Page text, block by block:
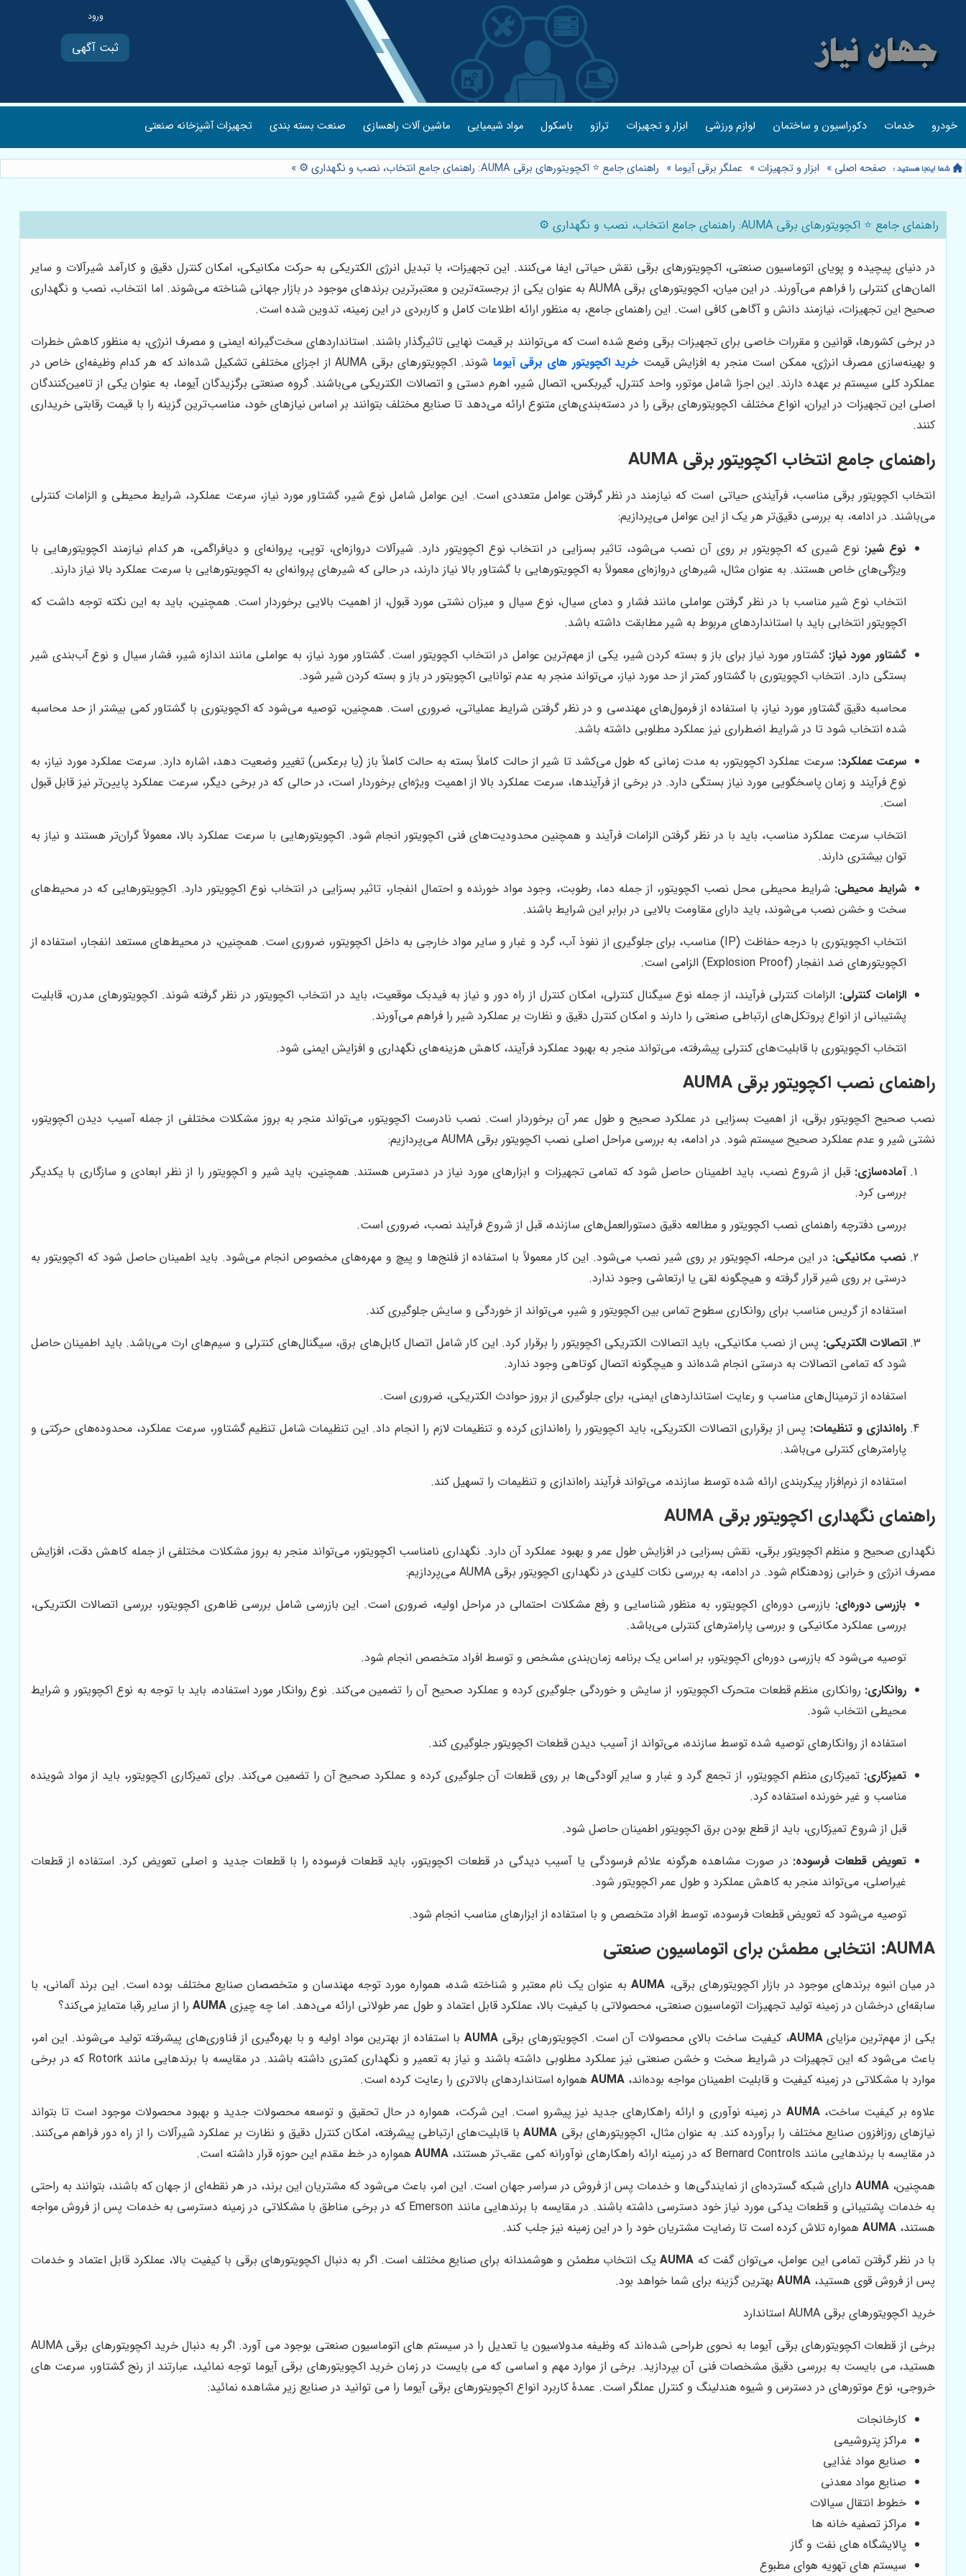
ثبت آگهی
خودرو خدمات دکوراسیون و ساختمان لوازم ورزشی ابزار و تجهیزات ترازو باسکول مواد شیمیایی ماشین آلات راهسازی صنعت بسته بندی تجهیزات آشپزخانه صنعتی
صفحه اصلی » ابزار و تجهیزات » عملگر برقی آیوما » راهنمای جامع ⭐️ اکچویتورهای برقی AUMA: راهنمای جامع انتخاب، نصب و نگهداری ⚙️ »
راهنمای جامع ⭐️ اکچویتورهای برقی AUMA: راهنمای جامع انتخاب، نصب و نگهداری ⚙️
در دنیای پیچیده و پویای اتوماسیون صنعتی، اکچویتورهای برقی نقش حیاتی ایفا می‌کنند. این تجهیزات، با تبدیل انرژی الکتریکی به حرکت مکانیکی، امکان کنترل دقیق و کارآمد شیرآلات و سایر
المان‌های کنترلی را فراهم می‌آورند. در این میان، اکچویتورهای برقی AUMA به عنوان یکی از برجسته‌ترین و معتبرترین برندهای موجود در بازار جهانی شناخته می‌شوند. اما انتخاب، نصب و نگهداری
صحیح این تجهیزات، نیازمند دانش و آگاهی کافی است. این راهنمای جامع، به منظور ارائه اطلاعات کامل و کاربردی در این زمینه، تدوین شده است.
در برخی کشورها، قوانین و مقررات خاصی برای تجهیزات برقی وضع شده است که می‌توانند بر قیمت نهایی تاثیرگذار باشند. استانداردهای سخت‌گیرانه ایمنی و مصرف انرژی، به منظور کاهش خطرات
و بهینه‌سازی مصرف انرژی، ممکن است منجر به افزایش قیمت خرید اکچویتور های برقی آیوما
شوند. اکچویتورهای برقی AUMA از اجزای مختلفی تشکیل شده‌اند که هر کدام وظیفه‌ای خاص در
عملکرد کلی سیستم بر عهده دارند. این اجزا شامل موتور، واحد کنترل، گیربکس، اتصال شیر، اهرم دستی و اتصالات الکتریکی می‌باشند. گروه صنعتی برگزیدگان آیوما، به عنوان یکی از تامین‌کنندگان
اصلی این تجهیزات در ایران، انواع مختلف اکچویتورهای برقی را در دسته‌بندی‌های متنوع ارائه می‌دهد تا صنایع مختلف بتوانند بر اساس نیازهای خود، مناسب‌ترین گزینه را با قیمت رقابتی خریداری
کنند.
راهنمای جامع انتخاب اکچویتور برقی AUMA
انتخاب اکچویتور برقی مناسب، فرآیندی حیاتی است که نیازمند در نظر گرفتن عوامل متعددی است. این عوامل شامل نوع شیر، گشتاور مورد نیاز، سرعت عملکرد، شرایط محیطی و الزامات کنترلی
می‌باشند. در ادامه، به بررسی دقیق‌تر هر یک از این عوامل می‌پردازیم:
نوع شیر: نوع شیری که اکچویتور بر روی آن نصب می‌شود، تاثیر بسزایی در انتخاب نوع اکچویتور دارد. شیرآلات دروازه‌ای، توپی، پروانه‌ای و دیافراگمی، هر کدام نیازمند اکچویتورهایی با
ویژگی‌های خاص هستند. به عنوان مثال، شیرهای دروازه‌ای معمولاً به اکچویتورهایی با گشتاور بالا نیاز دارند، در حالی که شیرهای پروانه‌ای به اکچویتورهایی با سرعت عملکرد بالا نیاز دارند.
انتخاب نوع شیر مناسب با در نظر گرفتن عواملی مانند فشار و دمای سیال، نوع سیال و میزان نشتی مورد قبول، از اهمیت بالایی برخوردار است. همچنین، باید به این نکته توجه داشت که
اکچویتور انتخابی باید با استاندارد‌های مربوط به شیر مطابقت داشته باشد.
گشتاور مورد نیاز: گشتاور مورد نیاز برای باز و بسته کردن شیر، یکی از مهم‌ترین عوامل در انتخاب اکچویتور است. گشتاور مورد نیاز، به عواملی مانند اندازه شیر، فشار سیال و نوع آب‌بندی شیر
بستگی دارد. انتخاب اکچویتوری با گشتاور کمتر از حد مورد نیاز، می‌تواند منجر به عدم توانایی اکچویتور در باز و بسته کردن شیر شود.
محاسبه دقیق گشتاور مورد نیاز، با استفاده از فرمول‌های مهندسی و در نظر گرفتن شرایط عملیاتی، ضروری است. همچنین، توصیه می‌شود که اکچویتوری با گشتاور کمی بیشتر از حد محاسبه
شده انتخاب شود تا در شرایط اضطراری نیز عملکرد مطلوبی داشته باشد.
سرعت عملکرد: سرعت عملکرد اکچویتور، به مدت زمانی که طول می‌کشد تا شیر از حالت کاملاً بسته به حالت کاملاً باز (یا برعکس) تغییر وضعیت دهد، اشاره دارد. سرعت عملکرد مورد نیاز، به
نوع فرآیند و زمان پاسخگویی مورد نیاز بستگی دارد. در برخی از فرآیندها، سرعت عملکرد بالا از اهمیت ویژه‌ای برخوردار است، در حالی که در برخی دیگر، سرعت عملکرد پایین‌تر نیز قابل قبول
است.
انتخاب سرعت عملکرد مناسب، باید با در نظر گرفتن الزامات فرآیند و همچنین محدودیت‌های فنی اکچویتور انجام شود. اکچویتورهایی با سرعت عملکرد بالا، معمولاً گران‌تر هستند و نیاز به
توان بیشتری دارند.
شرایط محیطی: شرایط محیطی محل نصب اکچویتور، از جمله دما، رطوبت، وجود مواد خورنده و احتمال انفجار، تاثیر بسزایی در انتخاب نوع اکچویتور دارد. اکچویتورهایی که در محیط‌های
سخت و خشن نصب می‌شوند، باید دارای مقاومت بالایی در برابر این شرایط باشند.
انتخاب اکچویتوری با درجه حفاظت (IP) مناسب، برای جلوگیری از نفوذ آب، گرد و غبار و سایر مواد خارجی به داخل اکچویتور، ضروری است. همچنین، در محیط‌های مستعد انفجار، استفاده از
اکچویتورهای ضد انفجار (Explosion Proof) الزامی است.
الزامات کنترلی: الزامات کنترلی فرآیند، از جمله نوع سیگنال کنترلی، امکان کنترل از راه دور و نیاز به فیدبک موقعیت، باید در انتخاب اکچویتور در نظر گرفته شوند. اکچویتورهای مدرن، قابلیت
پشتیبانی از انواع پروتکل‌های ارتباطی صنعتی را دارند و امکان کنترل دقیق و نظارت بر عملکرد شیر را فراهم می‌آورند.
انتخاب اکچویتوری با قابلیت‌های کنترلی پیشرفته، می‌تواند منجر به بهبود عملکرد فرآیند، کاهش هزینه‌های نگهداری و افزایش ایمنی شود.
راهنمای نصب اکچویتور برقی AUMA
نصب صحیح اکچویتور برقی، از اهمیت بسزایی در عملکرد صحیح و طول عمر آن برخوردار است. نصب نادرست اکچویتور، می‌تواند منجر به بروز مشکلات مختلفی از جمله آسیب دیدن اکچویتور،
نشتی شیر و عدم عملکرد صحیح سیستم شود. در ادامه، به بررسی مراحل اصلی نصب اکچویتور برقی AUMA می‌پردازیم:
آماده‌سازی: قبل از شروع نصب، باید اطمینان حاصل شود که تمامی تجهیزات و ابزارهای مورد نیاز در دسترس هستند. همچنین، باید شیر و اکچویتور را از نظر ابعادی و سازگاری با یکدیگر
بررسی کرد.
بررسی دفترچه راهنمای نصب اکچویتور و مطالعه دقیق دستورالعمل‌های سازنده، قبل از شروع فرآیند نصب، ضروری است.
نصب مکانیکی: در این مرحله، اکچویتور بر روی شیر نصب می‌شود. این کار معمولاً با استفاده از فلنج‌ها و پیچ و مهره‌های مخصوص انجام می‌شود. باید اطمینان حاصل شود که اکچویتور به
درستی بر روی شیر قرار گرفته و هیچگونه لقی یا ارتعاشی وجود ندارد.
استفاده از گریس مناسب برای روانکاری سطوح تماس بین اکچویتور و شیر، می‌تواند از خوردگی و سایش جلوگیری کند.
اتصالات الکتریکی: پس از نصب مکانیکی، باید اتصالات الکتریکی اکچویتور را برقرار کرد. این کار شامل اتصال کابل‌های برق، سیگنال‌های کنترلی و سیم‌های ارت می‌باشد. باید اطمینان حاصل
شود که تمامی اتصالات به درستی انجام شده‌اند و هیچگونه اتصال کوتاهی وجود ندارد.
استفاده از ترمینال‌های مناسب و رعایت استانداردهای ایمنی، برای جلوگیری از بروز حوادث الکتریکی، ضروری است.
راه‌اندازی و تنظیمات: پس از برقراری اتصالات الکتریکی، باید اکچویتور را راه‌اندازی کرده و تنظیمات لازم را انجام داد. این تنظیمات شامل تنظیم گشتاور، سرعت عملکرد، محدوده‌های حرکتی و
پارامترهای کنترلی می‌باشد.
استفاده از نرم‌افزار پیکربندی ارائه شده توسط سازنده، می‌تواند فرآیند راه‌اندازی و تنظیمات را تسهیل کند.
راهنمای نگهداری اکچویتور برقی AUMA
نگهداری صحیح و منظم اکچویتور برقی، نقش بسزایی در افزایش طول عمر و بهبود عملکرد آن دارد. نگهداری نامناسب اکچویتور، می‌تواند منجر به بروز مشکلات مختلفی از جمله کاهش دقت، افزایش
مصرف انرژی و خرابی زودهنگام شود. در ادامه، به بررسی نکات کلیدی در نگهداری اکچویتور برقی AUMA می‌پردازیم:
بازرسی دوره‌ای: بازرسی دوره‌ای اکچویتور، به منظور شناسایی و رفع مشکلات احتمالی در مراحل اولیه، ضروری است. این بازرسی شامل بررسی ظاهری اکچویتور، بررسی اتصالات الکتریکی،
بررسی عملکرد مکانیکی و بررسی پارامترهای کنترلی می‌باشد.
توصیه می‌شود که بازرسی دوره‌ای اکچویتور، بر اساس یک برنامه زمان‌بندی مشخص و توسط افراد متخصص انجام شود.
روانکاری: روانکاری منظم قطعات متحرک اکچویتور، از سایش و خوردگی جلوگیری کرده و عملکرد صحیح آن را تضمین می‌کند. نوع روانکار مورد استفاده، باید با توجه به نوع اکچویتور و شرایط
محیطی انتخاب شود.
استفاده از روانکارهای توصیه شده توسط سازنده، می‌تواند از آسیب دیدن قطعات اکچویتور جلوگیری کند.
تمیزکاری: تمیزکاری منظم اکچویتور، از تجمع گرد و غبار و سایر آلودگی‌ها بر روی قطعات آن جلوگیری کرده و عملکرد صحیح آن را تضمین می‌کند. برای تمیزکاری اکچویتور، باید از مواد شوینده
مناسب و غیر خورنده استفاده کرد.
قبل از شروع تمیزکاری، باید از قطع بودن برق اکچویتور اطمینان حاصل شود.
تعویض قطعات فرسوده: در صورت مشاهده هرگونه علائم فرسودگی یا آسیب دیدگی در قطعات اکچویتور، باید قطعات فرسوده را با قطعات جدید و اصلی تعویض کرد. استفاده از قطعات
غیراصلی، می‌تواند منجر به کاهش عملکرد و طول عمر اکچویتور شود.
توصیه می‌شود که تعویض قطعات فرسوده، توسط افراد متخصص و با استفاده از ابزارهای مناسب انجام شود.
AUMA: انتخابی مطمئن برای اتوماسیون صنعتی
در میان انبوه برندهای موجود در بازار اکچویتورهای برقی، AUMAبه عنوان یک نام معتبر و شناخته شده، همواره مورد توجه مهندسان و متخصصان صنایع مختلف بوده است. این برند آلمانی، با
سابقه‌ای درخشان در زمینه تولید تجهیزات اتوماسیون صنعتی، محصولاتی با کیفیت بالا، عملکرد قابل اعتماد و طول عمر طولانی ارائه می‌دهد. اما چه چیزی AUMAرا از سایر رقبا متمایز می‌کند؟
یکی از مهم‌ترین مزایایAUMA، کیفیت ساخت بالای محصولات آن است. اکچویتورهای برقی AUMAبا استفاده از بهترین مواد اولیه و با بهره‌گیری از فناوری‌های پیشرفته تولید می‌شوند. این امر،
باعث می‌شود که این تجهیزات در شرایط سخت و خشن صنعتی نیز عملکرد مطلوبی داشته باشند و نیاز به تعمیر و نگهداری کمتری داشته باشند. در مقایسه با برندهایی مانند Rotork که در برخی
موارد با مشکلاتی در زمینه کیفیت و قابلیت اطمینان مواجه بوده‌اند، AUMAهمواره استانداردهای بالاتری را رعایت کرده است.
علاوه بر کیفیت ساخت،AUMA در زمینه نوآوری و ارائه راهکارهای جدید نیز پیشرو است. این شرکت، همواره در حال تحقیق و توسعه محصولات جدید و بهبود محصولات موجود است تا بتواند
نیازهای روزافزون صنایع مختلف را برآورده کند. به عنوان مثال، اکچویتورهای برقی AUMAبا قابلیت‌های ارتباطی پیشرفته، امکان کنترل دقیق و نظارت بر عملکرد شیرآلات را از راه دور فراهم می‌کنند.
در مقایسه با برندهایی مانند Bernard Controls که در زمینه ارائه راهکارهای نوآورانه کمی عقب‌تر هستند،
AUMAهمواره در خط مقدم این حوزه قرار داشته است.
همچنین، AUMAدارای شبکه گسترده‌ای از نمایندگی‌ها و خدمات پس از فروش در سراسر جهان است. این امر، باعث می‌شود که مشتریان این برند، در هر نقطه‌ای از جهان که باشند، بتوانند به راحتی
به خدمات پشتیبانی و قطعات یدکی مورد نیاز خود دسترسی داشته باشند. در مقایسه با برندهایی مانند Emerson که در برخی مناطق با مشکلاتی در زمینه دسترسی به خدمات پس از فروش مواجه
هستند، AUMAهمواره تلاش کرده است تا رضایت مشتریان خود را در این زمینه نیز جلب کند.
با در نظر گرفتن تمامی این عوامل، می‌توان گفت که AUMAیک انتخاب مطمئن و هوشمندانه برای صنایع مختلف است. اگر به دنبال اکچویتورهای برقی با کیفیت بالا، عملکرد قابل اعتماد و خدمات
پس از فروش قوی هستید، AUMAبهترین گزینه برای شما خواهد بود.
خرید اکچویتورهای برقی AUMA استاندارد
برخی از قطعات اکچویتورهای برقی آیوما به نحوی طراحی شده‌اند که وظیفه مدولاسیون یا تعدیل را در سیستم های اتوماسیون صنعتی بوجود می آورد. اگر به دنبال خرید اکچویتورهای برقی AUMA
هستید، می بایست به بررسی دقیق مشخصات فنی آن بپردازید. برخی از موارد مهم و اساسی که می بایست در زمان خرید اکچویتورهای برقی آیوما توجه نمائید، عبارتند از رنج گشتاور، سرعت های
خروجی، نوع موتورهای در دسترس و شیوه هندلینگ و کنترل عملگر است. عمدۀ کاربرد انواع اکچویتورهای برقی آیوما را می توانید در صنایع زیر مشاهده نمائید:
کارخانجات
مراکز پتروشیمی
صنایع مواد غذایی
صنایع مواد معدنی
خطوط انتقال سیالات
مراکز تصفیه خانه ها
پالایشگاه های نفت و گاز
سیستم های تهویه هوای مطبوع